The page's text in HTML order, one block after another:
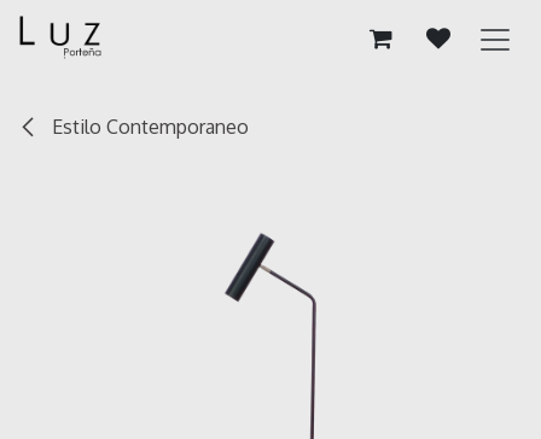
Ir al contenido
Estilo Contemporaneo